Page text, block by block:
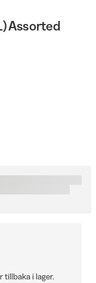
Assorted
tillbaka i lager.